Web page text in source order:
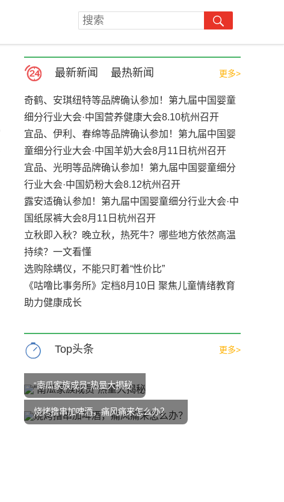
最新新闻 最热新闻 更多>
奇鹤、安琪纽特等品牌确认参加！第九届中国婴童
细分行业大会·中国营养健康大会8.10杭州召开
宜品、伊利、春绵等品牌确认参加！第九届中国婴
童细分行业大会·中国羊奶大会8月11日杭州召开
宜品、光明等品牌确认参加！第九届中国婴童细分
行业大会·中国奶粉大会8.12杭州召开
露安适确认参加！第九届中国婴童细分行业大会·中
国纸尿裤大会8月11日杭州召开
立秋即入秋？晚立秋，热死牛？哪些地方依然高温
持续？一文看懂
选购除螨仪，不能只盯着“性价比”
《咕噜比事务所》定档8月10日 聚焦儿童情绪教育
助力健康成长
Top头条 更多>
“南瓜家族成员”热量大揭秘
烧烤撸串加啤酒，痛风痛来怎么办？